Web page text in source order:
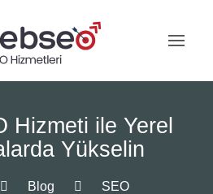
Hizmeti ile Yerel
Yükselin
Blog
SEO